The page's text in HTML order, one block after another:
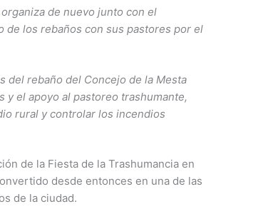
organiza de nuevo junto con el
de los rebaños con sus pastores por el
del rebaño del Concejo de la Mesta
y el apoyo al pastoreo trashumante,
rural y controlar los incendios
de la Fiesta de la Trashumancia en
desde entonces en una de las
de la ciudad.